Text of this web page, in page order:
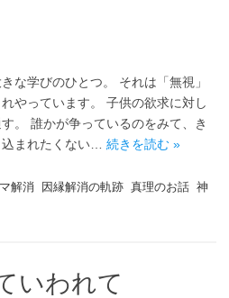
な学びのひとつ。 それは「無視」
やっています。 子供の欲求に対し
。 誰かが争っているのをみて、き
まれたくない… 続きを読む »
解消 因縁解消の軌跡 真理のお話 神
いわれて